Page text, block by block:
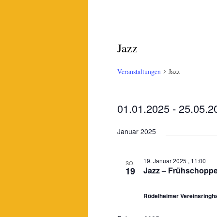
Jazz
Veranstaltungen Jazz
Veranstaltungen
01.01.2025 -
wählen.
Januar 2025
SO.
19 Jazz –
19. Januar 2025 , 11:00
Rödelheimer